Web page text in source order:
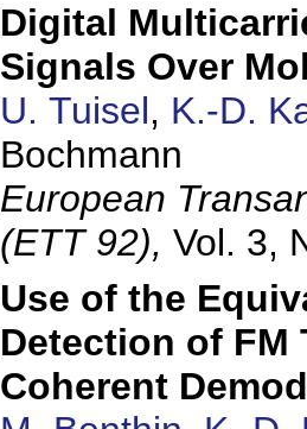
Digital
Signals Over
U. Tuisel, K.-D.
Bochmann
European
(ETT 92), Vol. 3,
Use of the
Detection of FM
Coherent